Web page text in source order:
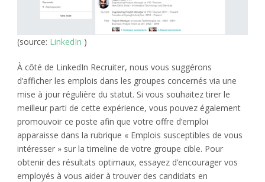
(source: LinkedIn )
À côté de LinkedIn Recruiter, nous vous suggérons
d’afficher les emplois dans les groupes concernés via une
mise à jour régulière du statut. Si vous souhaitez tirer le
meilleur parti de cette expérience, vous pouvez également
promouvoir ce poste afin que votre offre d’emploi
apparaisse dans la rubrique « Emplois susceptibles de vous
intéresser » sur la timeline de votre groupe cible. Pour
obtenir des résultats optimaux, essayez d’encourager vos
employés à vous aider à trouver des candidats en